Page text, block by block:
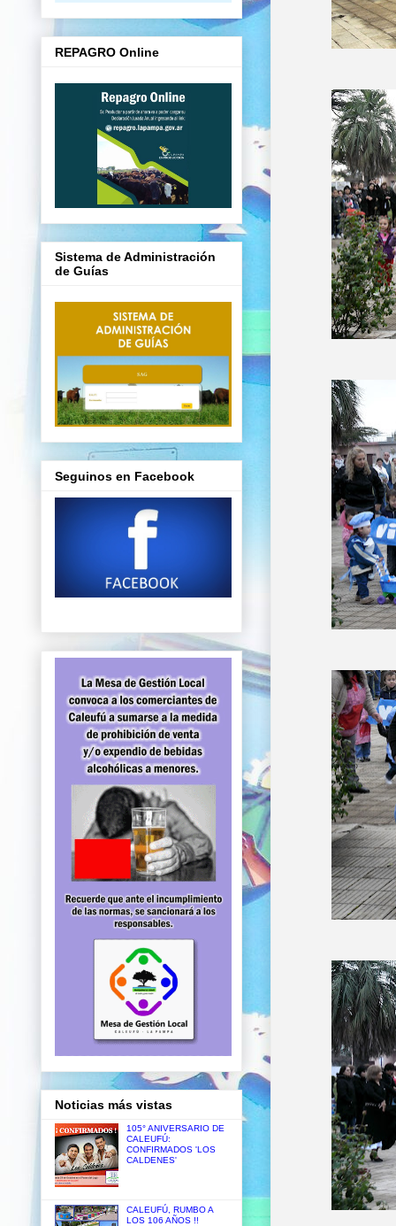
REPAGRO Online
Sistema de Administración
de Guías
Seguinos en Facebook
Noticias más vistas
105° ANIVERSARIO DE
CALEUFÚ:
CONFIRMADOS 'LOS
CALDENES'
CALEUFÚ, RUMBO A
LOS 106 AÑOS !!